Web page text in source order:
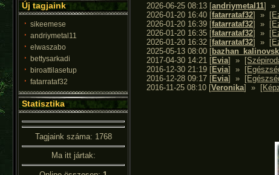
Új tagjaink
sikeemese
andriymetal11
elwaszabo
bettysarkadi
biroattilasetup
fatarrataf32
Statisztika
Tagjaink száma: 1768
Ma itt jártak:
2026-06-25 08:13 [andriymetal11] »
2026-01-20 16:40 [fatarrataf32] »
2026-01-20 16:39 [fatarrataf32] »
2026-01-20 16:35 [fatarrataf32] »
2026-01-20 16:32 [fatarrataf32] »
2025-05-13 08:00 [
2017-04-30 14:21 [Evia] »
2016-12-30 21:19 [Evia] »
2016-12-28 09:17 [Evia] »
2016-11-25 08:10 [Veronika] »